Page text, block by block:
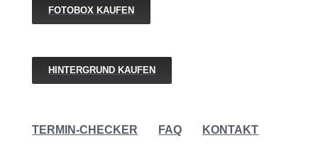
FOTOBOX KAUFEN
HINTERGRUND KAUFEN
TERMIN-CHECKER FAQ KONTAKT